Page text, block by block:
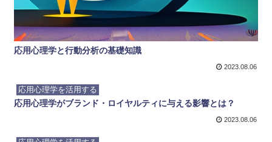
応用心理学と行動分析の基礎知識
2023.08.06
応用心理学を活用する
応用心理学がブランド・ロイヤルティに与える影響とは？
2023.08.06